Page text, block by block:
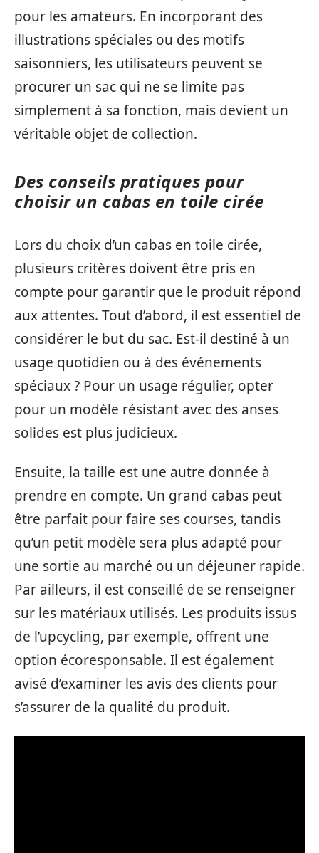
pour les amateurs. En incorporant des
illustrations spéciales ou des motifs
saisonniers, les utilisateurs peuvent se
procurer un sac qui ne se limite pas
simplement à sa fonction, mais devient un
véritable objet de collection.
Des conseils pratiques pour
choisir un cabas en toile cirée
Lors du choix d’un cabas en toile cirée,
plusieurs critères doivent être pris en
compte pour garantir que le produit répond
aux attentes. Tout d’abord, il est essentiel de
considérer le but du sac. Est-il destiné à un
usage quotidien ou à des événements
spéciaux ? Pour un usage régulier, opter
pour un modèle résistant avec des anses
solides est plus judicieux.
Ensuite, la taille est une autre donnée à
prendre en compte. Un grand cabas peut
être parfait pour faire ses courses, tandis
qu’un petit modèle sera plus adapté pour
une sortie au marché ou un déjeuner rapide.
Par ailleurs, il est conseillé de se renseigner
sur les matériaux utilisés. Les produits issus
de l’upcycling, par exemple, offrent une
option écoresponsable. Il est également
avisé d’examiner les avis des clients pour
s’assurer de la qualité du produit.